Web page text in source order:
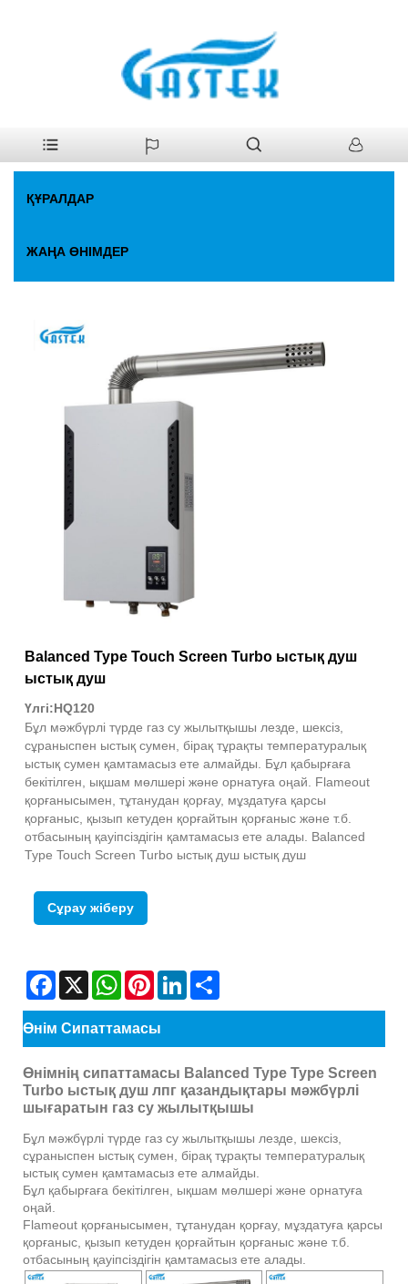
Желдеткіш тұрақты
температура. Газды су жылытқышы
ҚҰРАЛДАР
ЖАҢА ӨНІМДЕР
Balanced Type Touch Screen Turbo ыстық душ
ыстық душ
Үлгі:HQ120
Бұл мәжбүрлі түрде газ су жылытқышы лезде, шексіз,
сұраныспен ыстық сумен, бірақ тұрақты температуралық
ыстық сумен қамтамасыз ете алмайды. Бұл қабырғаға
бекітілген, ықшам мөлшері және орнатуға оңай. Flameout
қорғанысымен, тұтанудан қорғау, мұздатуға қарсы
қорғаныс, қызып кетуден қорғайтын қорғаныс және т.б.
отбасының қауіпсіздігін қамтамасыз ете алады. Balanced
Type Touch Screen Turbo ыстық душ ыстық душ
Сұрау жіберу
Facebook
X WhatsAppPinterestLinkedIn
Өнім Сипаттамасы
Өнімнің сипаттамасы Balanced Type Type Screen
Turbo ыстық душ лпг қазандықтары мәжбүрлі
шығаратын газ су жылытқышы
Бұл мәжбүрлі түрде газ су жылытқышы лезде, шексіз,
сұраныспен ыстық сумен, бірақ тұрақты температуралық
ыстық сумен қамтамасыз ете алмайды.
Бұл қабырғаға бекітілген, ықшам мөлшері және орнатуға
оңай.
Flameout қорғанысымен, тұтанудан қорғау, мұздатуға қарсы
қорғаныс, қызып кетуден қорғайтын қорғаныс және т.б.
отбасының қауіпсіздігін қамтамасыз ете алады.